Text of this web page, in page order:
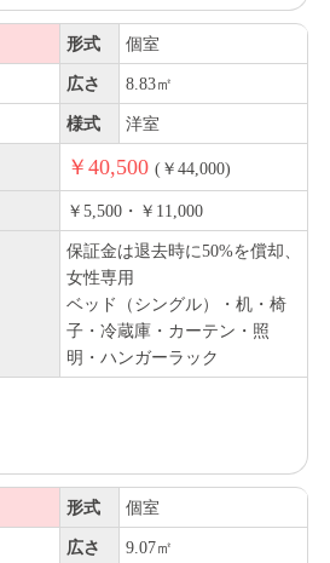
形式 個室
広さ 8.83㎡
様式 洋室
￥40,500 (￥44,000)
￥5,500・￥11,000
保証金は退去時に50%を償却、
女性専用
ベッド（シングル）・机・椅
子・冷蔵庫・カーテン・照
明・ハンガーラック
形式 個室
広さ 9.07㎡